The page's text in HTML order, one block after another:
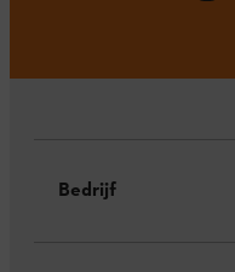
Bedrijf